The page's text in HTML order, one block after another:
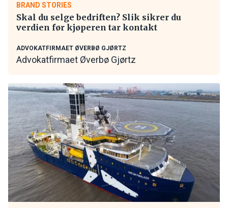
BRAND STORIES
Skal du selge bedriften? Slik sikrer du
verdien før kjøperen tar kontakt
ADVOKATFIRMAET ØVERBØ GJØRTZ
Advokatfirmaet Øverbø Gjørtz